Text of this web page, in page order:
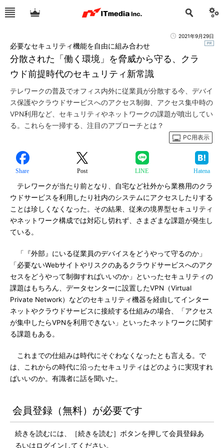
2021年9月29日
分散された「働く環境」を脅威から守る、クラ
ウド前提時代のセキュリティ新常識
必要なセキュリティ機能を自由に組み合わせ
テレワークの普及でオフィス内外に従業員が分散する今、デバイ
ス保護やクラウドサービスへのアクセス制御、アクセス集中時の
VPN利用など、セキュリティやネットワークの課題が噴出してい
る。これらを一掃する、注目のアプローチとは？
PC用表示
Share Post LINE Hatena
テレワークが当たり前となり、自宅など社外から業務用のクラ
ウドサービスを利用したり社内のシステムにアクセスしたりする
ことは珍しくなくなった。その結果、従来の境界型セキュリティ
やネットワーク構成では対応し切れず、さまざまな課題が発生し
ている。
「『外部』にいる従業員のデバイスをどうやって守るのか」
「必要ないWebサイトやリスクのあるクラウドサービスへのアク
セスをどうやって制御すればいいのか」といったセキュリティの
課題はもちろん、データセンターに設置したVPN（Virtual
Private Network）などのセキュリティ機器を経由してインター
ネットやクラウドサービスに接続する仕組みの場合、「アクセス
が集中したらVPNを利用できない」といったネットワークに関す
る課題もある。
これまでの仕組みは時代にそぐわなくなったとも言える。で
は、これからの時代に沿ったセキュリティはどのように実現すれ
ばいいのか。有識者に話を聞いた。
会員登録（無料）が必要です
続きを読むには、［続きを読む］ボタンを押して会員登録あ
るいはログインしてください。